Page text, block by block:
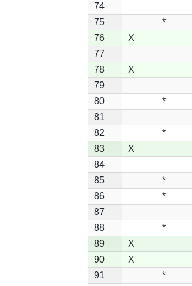
74
75
*
76
X
77
78
X
79
80
*
81
82
*
83
X
84
85
*
86
*
87
88
*
89
X
90
X
91
*